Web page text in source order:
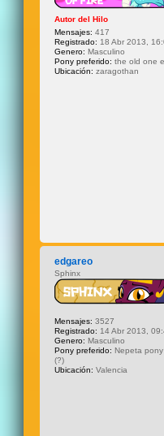
Autor del Hilo
Mensajes: 417
Registrado: 18 Abr 2013,
Genero: Masculino
Pony preferido: the old one
Ubicación: zaragothan
edgareo
Sphinx
Mensajes: 3527
Registrado: 14 Abr 2013,
Genero: Masculino
Pony preferido: Nepeta pony
(?)
Ubicación: Valencia